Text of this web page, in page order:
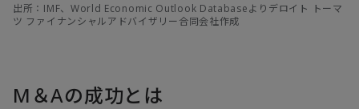
出所：IMF、World Economic Outlook Databaseよりデロイト トーマ
ツ ファイナンシャルアドバイザリー合同会社作成
M＆Aの成功とは